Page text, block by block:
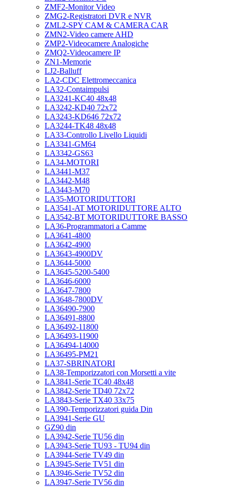
ZMF2-Monitor Video
ZMG2-Registratori DVR e NVR
ZML2-SPY CAM & CAMERA CAR
ZMN2-Video camere AHD
ZMP2-Videocamere Analogiche
ZMQ2-Videocamere IP
ZN1-Memorie
LJ2-Balluff
LA2-CDC Elettromeccanica
LA32-Contaimpulsi
LA3241-KC40 48x48
LA3242-KD40 72x72
LA3243-KD646 72x72
LA3244-TK48 48x48
LA33-Controllo Livello Liquidi
LA3341-GM64
LA3342-GS63
LA34-MOTORI
LA3441-M37
LA3442-M48
LA3443-M70
LA35-MOTORIDUTTORI
LA3541-AT MOTORIDUTTORE ALTO
LA3542-BT MOTORIDUTTORE BASSO
LA36-Programmatori a Camme
LA3641-4800
LA3642-4900
LA3643-4900DV
LA3644-5000
LA3645-5200-5400
LA3646-6000
LA3647-7800
LA3648-7800DV
LA36490-7900
LA36491-8800
LA36492-11800
LA36493-11900
LA36494-14000
LA36495-PM21
LA37-SBRINATORI
LA38-Temporizzatori con Morsetti a vite
LA3841-Serie TC40 48x48
LA3842-Serie TD40 72x72
LA3843-Serie TX40 33x75
LA390-Temporizzatori guida Din
LA3941-Serie GU
GZ90 din
LA3942-Serie TU56 din
LA3943-Serie TU93 - TU94 din
LA3944-Serie TV49 din
LA3945-Serie TV51 din
LA3946-Serie TV52 din
LA3947-Serie TV56 din